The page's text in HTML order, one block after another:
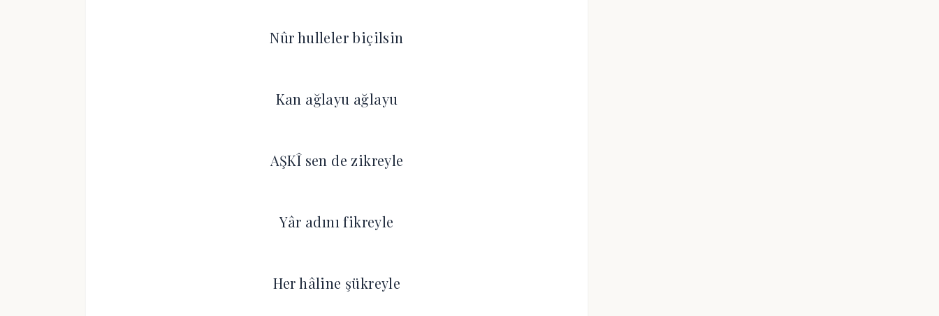
Nûr hulleler biçilsin
Kan ağlayu ağlayu
AŞKÎ sen de zikreyle
Yâr adını fikreyle
Her hâline şükreyle